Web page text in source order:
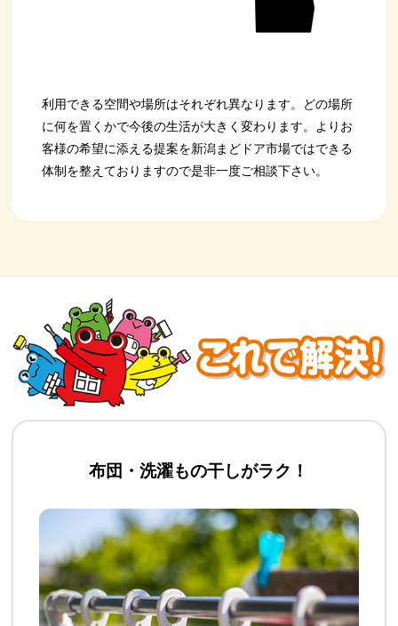
利用できる空間や場所はそれぞれ異なります。どの場所
に何を置くかで今後の生活が大きく変わります。よりお
客様の希望に添える提案を新潟まどドア市場ではできる
体制を整えておりますので是非一度ご相談下さい。
布団・洗濯もの干しがラク！